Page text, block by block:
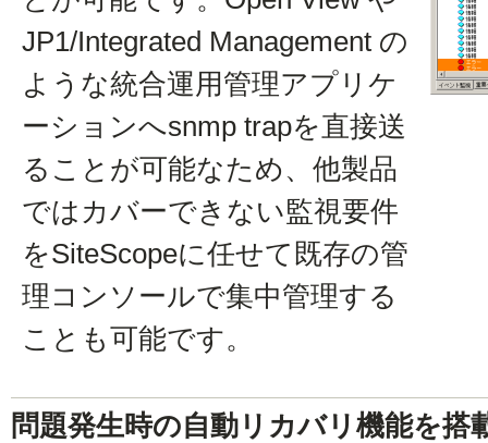
JP1/Integrated Management の
ような統合運用管理アプリケ
ーションへsnmp trapを直接送
ることが可能なため、他製品
ではカバーできない監視要件
をSiteScopeに任せて既存の管
理コンソールで集中管理する
ことも可能です。
問題発生時の自動リカバリ機能を搭